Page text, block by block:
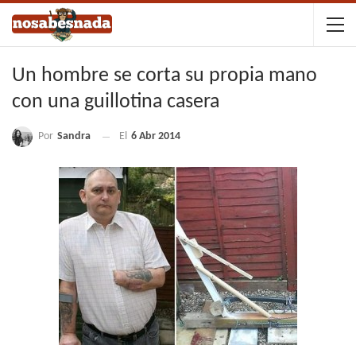
Un hombre se corta su propia mano
con una guillotina casera
Por Sandra El 6 Abr 2014